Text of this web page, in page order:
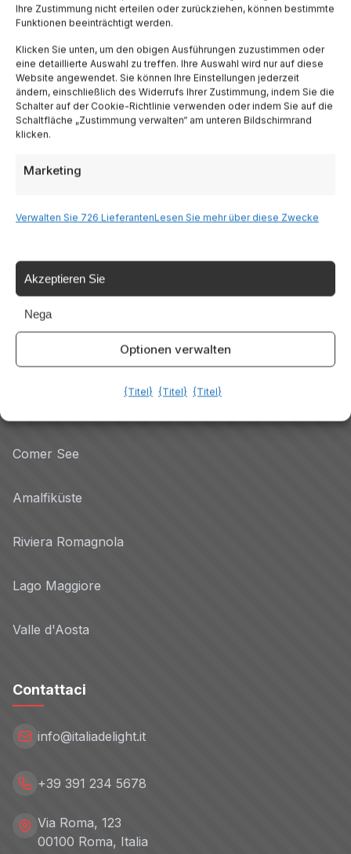
Ihre Zustimmung nicht erteilen oder zurückziehen, können bestimmte
Funktionen beeinträchtigt werden.
Klicken Sie unten, um den obigen Ausführungen zuzustimmen oder
eine detaillierte Auswahl zu treffen. Ihre Auswahl wird nur auf diese
Website angewendet. Sie können Ihre Einstellungen jederzeit
ändern, einschließlich des Widerrufs Ihrer Zustimmung, indem Sie die
Schalter auf der Cookie-Richtlinie verwenden oder indem Sie auf die
Schaltfläche „Zustimmung verwalten“ am unteren Bildschirmrand
klicken.
Marketing
Verwalten Sie 726 LieferantenLesen Sie mehr über diese Zwecke
Akzeptieren Sie
Nega
Optionen verwalten
{Titel} {Titel} {Titel}
Trentino
Piemonte
Liguria
Sardinien
Tutte le Regioni →
Destinazioni
Gardasee
Comer See
Amalfiküste
Riviera Romagnola
Lago Maggiore
Valle d'Aosta
Contattaci
info@italiadelight.it
+39 391 234 5678
Via Roma, 123
00100 Roma, Italia